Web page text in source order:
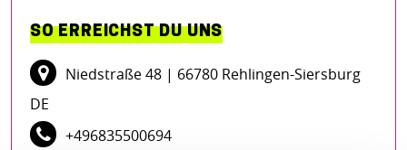
SO ERREICHST DU UNS
Niedstraße 48 | 66780 Rehlingen-Siersburg
DE
+496835500694